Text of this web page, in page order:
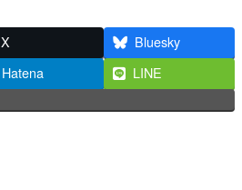
X
Bluesky
Hatena LINE